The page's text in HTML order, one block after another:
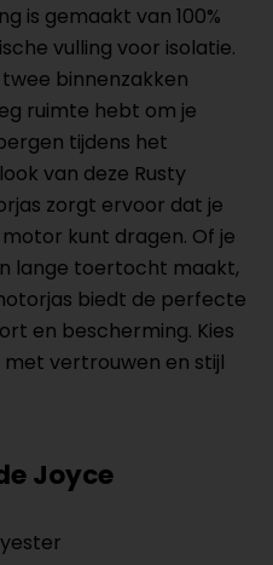
is gemaakt van 100%
vulling voor isolatie.
binnenzakken
ruimte hebt om je
tijdens het
van deze Rusty
zorgt ervoor dat je
kunt dragen. Of je
lange toertocht maakt,
biedt de perfecte
en bescherming. Kies
met vertrouwen en stijl
Joyce